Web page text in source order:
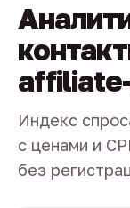
Индекс
с ценами и
без